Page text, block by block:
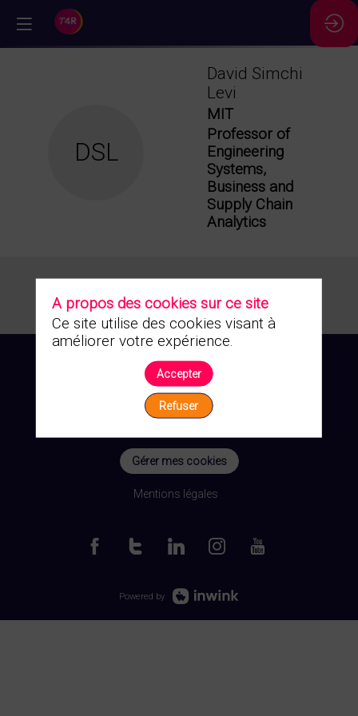
DSL
David Simchi
Levi
MIT
Professor of
Engineering
Systems,
Business and
Supply Chain
Analytics
Gérer mes cookies
Mentions légales
Powered by
A propos des cookies sur ce site
Ce site utilise des cookies visant à
améliorer votre expérience.
Accepter
Refuser